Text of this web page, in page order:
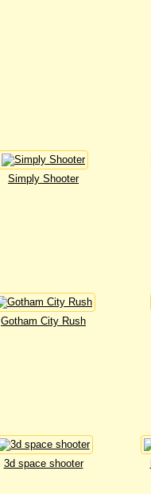
Simply Shooter
Gotham City Rush
3d space shooter